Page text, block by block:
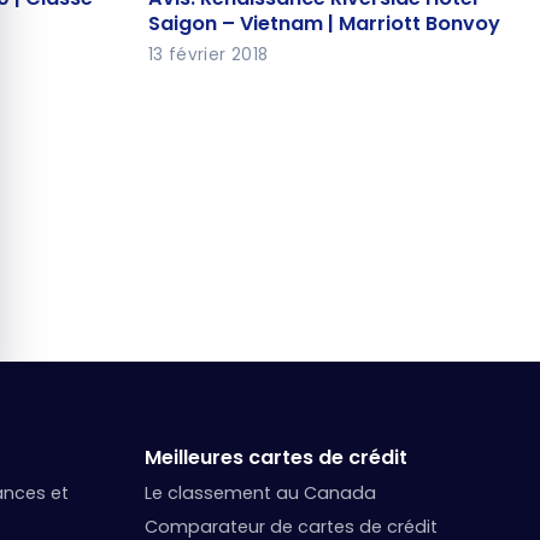
Saigon – Vietnam | Marriott
Bonvoy
Saigon – Vietnam | Marriott Bonvoy
13 février 2018
et
Meilleures cartes de crédit
Le classement au Canada
Comparateur de cartes de crédit